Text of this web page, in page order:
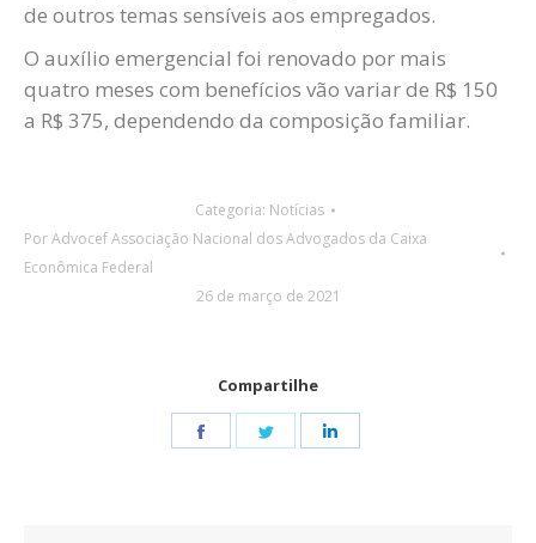
de outros temas sensíveis aos empregados.
O auxílio emergencial foi renovado por mais
quatro meses com benefícios vão variar de R$ 150
a R$ 375, dependendo da composição familiar.
Categoria: Notícias
PorAdvocef Associação Nacional dos Advogados da Caixa
Econômica Federal
26 de março de 2021
Compartilhe
Share
Share